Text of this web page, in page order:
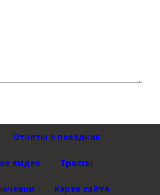
Отчеты о поездках
видео Трассы
Карта сайта